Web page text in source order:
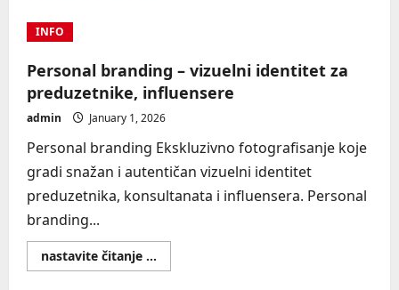
INFO
Personal branding – vizuelni identitet za
preduzetnike, influensere
admin January 1, 2026
Personal branding Ekskluzivno fotografisanje koje
gradi snažan i autentičan vizuelni identitet
preduzetnika, konsultanata i influensera. Personal
branding...
nastavite čitanje ...
more